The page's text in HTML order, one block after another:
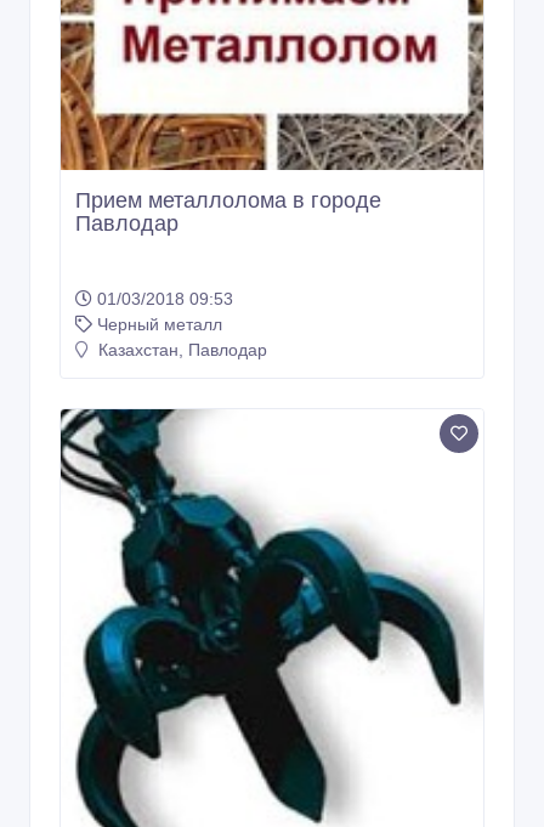
Прием металлолома в городе
Павлодар
01/03/2018 09:53
Черный металл
Казахстан, Павлодар